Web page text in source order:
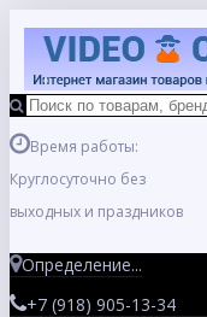
Время работы:
Круглосуточно без
выходных и праздников
Определение...
+7 (918) 905-13-34